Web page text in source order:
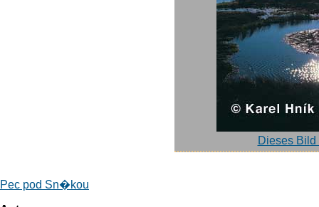
Dieses Bild
Pec pod Sn�kou